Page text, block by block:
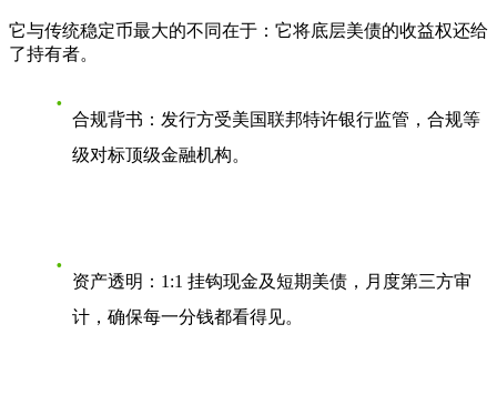
它与传统稳定币最大的不同在于：它将底层美债的收益权还给
了持有者。
合规背书 ：发行方受美国联邦特许银行监管，合规等
级对标顶级金融机构。
资产透明 ：1:1 挂钩现金及短期美债，月度第三方审
计，确保每一分钱都看得见。